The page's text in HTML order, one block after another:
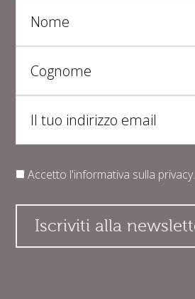
Accetto l'informativa sulla privacy.